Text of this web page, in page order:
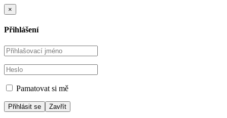
×
Přihlášení
Pamatovat si mě
Zavřít